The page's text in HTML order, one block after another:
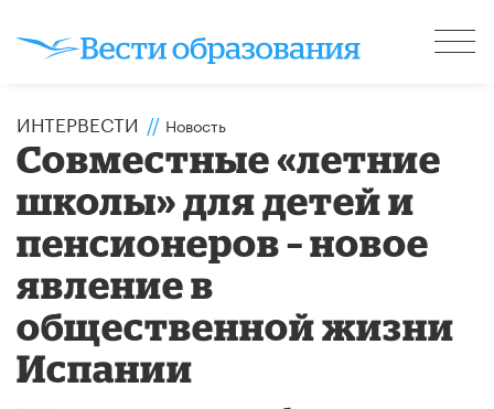
ИНТЕРВЕСТИ // Новость
Совместные «летние
школы» для детей и
пенсионеров – новое
явление в
общественной жизни
Испании